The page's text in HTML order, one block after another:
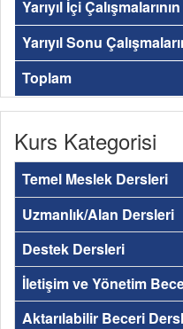
Yarıyıl İçi
Yarıyıl Sonu
Toplam
Kurs Kategorisi
Temel Meslek Dersleri
Uzmanlık/Alan Dersleri
Destek Dersleri
İletişim ve Yönetim
Aktarılabilir Beceri